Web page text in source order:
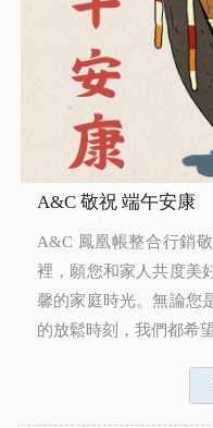
A&C 敬祝 端午安康
A&C 鳳凰帳整合行銷
裡，願您和家人共度美
馨的家庭時光。無論您
的放鬆時刻，我們都希